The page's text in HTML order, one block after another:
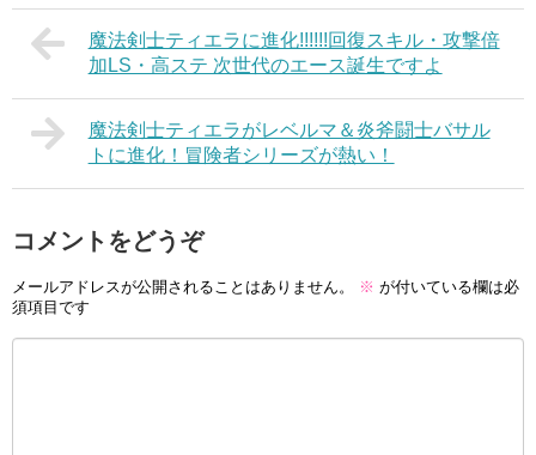
魔法剣士ティエラに進化!!!!!!回復スキル・攻撃倍
加LS・高ステ 次世代のエース誕生ですよ
魔法剣士ティエラがレベルマ＆炎斧闘士バサル
トに進化！冒険者シリーズが熱い！
コメントをどうぞ
メールアドレスが公開されることはありません。 ※ が付いている欄は必
須項目です